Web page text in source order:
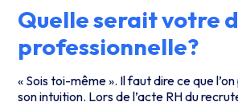
Quelle serait votre
professionnelle?
« Sois toi-même ». Il faut dire ce que
son intuition. Lors de l’acte RH du